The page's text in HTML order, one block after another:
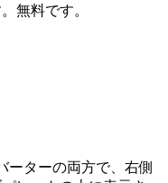
無料です。
ーターの両方で、右側